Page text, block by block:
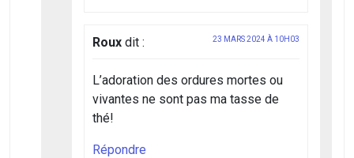
Roux dit : 23 MARS 2024 À 10H03
L’adoration des ordures mortes ou
vivantes ne sont pas ma tasse de
thé!
Répondre